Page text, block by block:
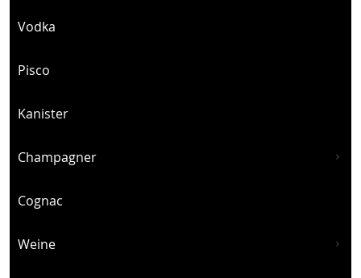
Vodka
Pisco
Kanister
Champagner
Cognac
Weine